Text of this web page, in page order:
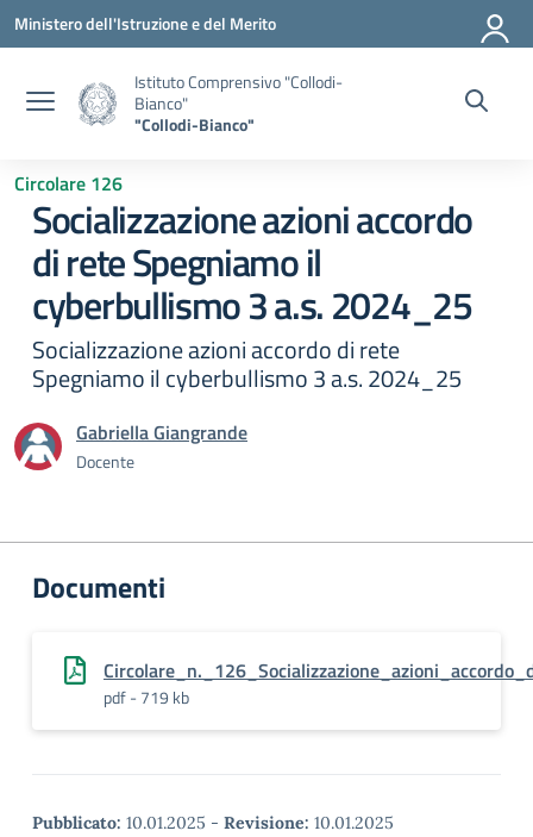
Vai ai contenuti
Vai al menu di navigazione
Vai al footer
Ministero dell'Istruzione e del Merito
Istituto Comprensivo "Collodi-
Bianco"
"Collodi-Bianco"
Circolare 126
Socializzazione azioni accordo
di rete Spegniamo il
cyberbullismo 3 a.s. 2024_25
Socializzazione azioni accordo di rete
Spegniamo il cyberbullismo 3 a.s. 2024_25
Gabriella Giangrande
Docente
Documenti
pdf - 719 kb
Pubblicato: 10.01.2025 - Revisione: 10.01.2025